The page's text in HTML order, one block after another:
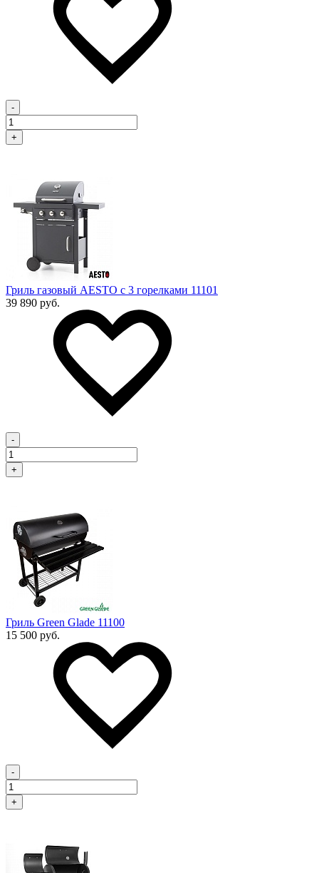
-
+
Гриль газовый AESTO с 3 горелками 11101
39 890 руб.
-
+
Гриль Green Glade 11100
15 500 руб.
-
+